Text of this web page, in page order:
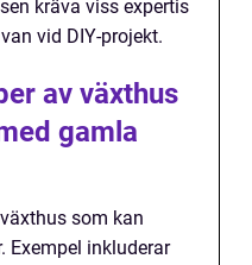
kräva viss expertis
vid DIY-projekt.
av växthus
gamla
som kan
Exempel inkluderar